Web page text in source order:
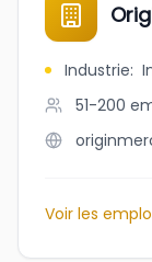
Industrie:
51-200
Voir les